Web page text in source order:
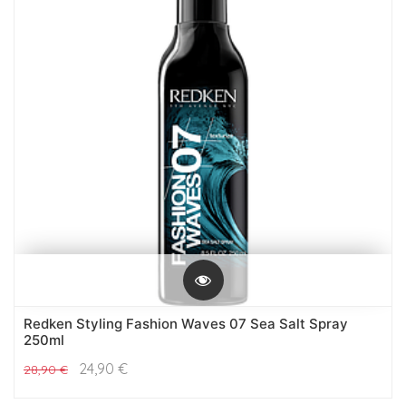
Redken Styling Fashion Waves 07 Sea Salt Spray
250ml
28,90€ 24,90 €